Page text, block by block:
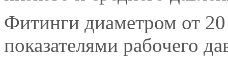
Фитинги диаметром от
показателями рабочего